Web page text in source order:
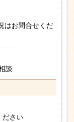
はお問合せくだ
談
さい